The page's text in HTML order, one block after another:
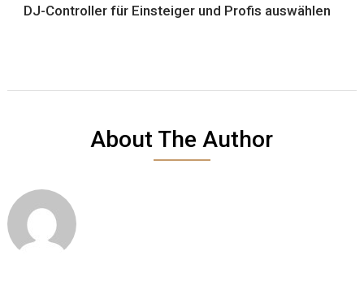
DJ-Controller für Einsteiger und Profis auswählen
About The Author